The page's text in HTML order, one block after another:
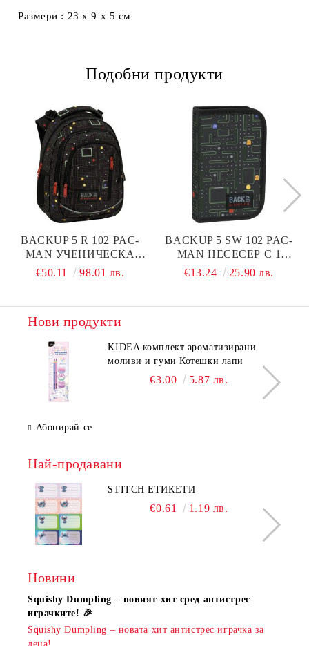
Размери : 23 х 9 х 5 см
Подобни продукти
BACKUP 5 R 102 PAC-
MAN УЧЕНИЧЕСКА
РАНИЦА
€50.11 98.01 лв.
BACKUP 5 SW 102 PAC-
MAN НЕСЕСЕР С 1
ЦИП, ПЪЛЕН
€13.24 25.90 лв.
Нови продукти
KIDEA комплект ароматизирани
моливи и гуми Котешки лапи
€3.00 5.87 лв.
Абонирай се
Най-продавани
STITCH ЕТИКЕТИ
€0.61 1.19 лв.
Новини
Squishy Dumpling – новият хит сред антистрес
играчките! 🎉
Squishy Dumpling – новата хит антистрес играчка за
деца!